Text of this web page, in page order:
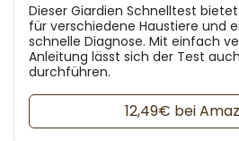
Dieser Giardien Schnelltest
für verschiedene Haustiere und
schnelle Diagnose. Mit einfach
Anleitung lässt sich der Test
durchführen.
12,49€ bei